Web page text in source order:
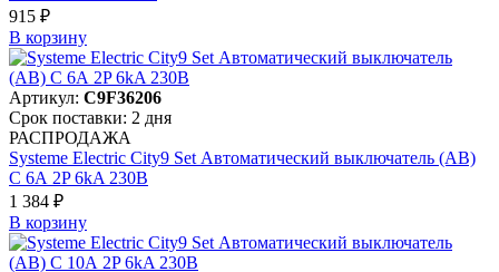
915 ₽
В корзинy
Артикул: C9F36206
Срок поставки: 2 дня
РАСПРОДАЖА
Systeme Electric City9 Set Автоматический выключатель (АВ)
С 6А 2P 6kA 230В
1 384 ₽
В корзинy